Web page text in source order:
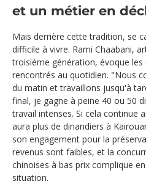
et un métier en
Mais derrière cette tradition, se
difficile à vivre. Rami Chaabani,
troisième génération, évoque les
rencontrés au quotidien. "Nous
du matin et travaillons jusqu'à
final, je gagne à peine 40 ou 50
travail intenses. Si cela continue
aura plus de dinandiers à
son engagement pour la
revenus sont faibles, et la
chinoises à bas prix complique
situation.